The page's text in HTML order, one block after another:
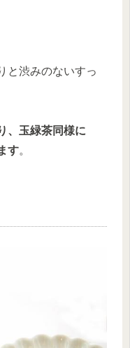
と渋みのないすっ
、玉緑茶同様に
す。